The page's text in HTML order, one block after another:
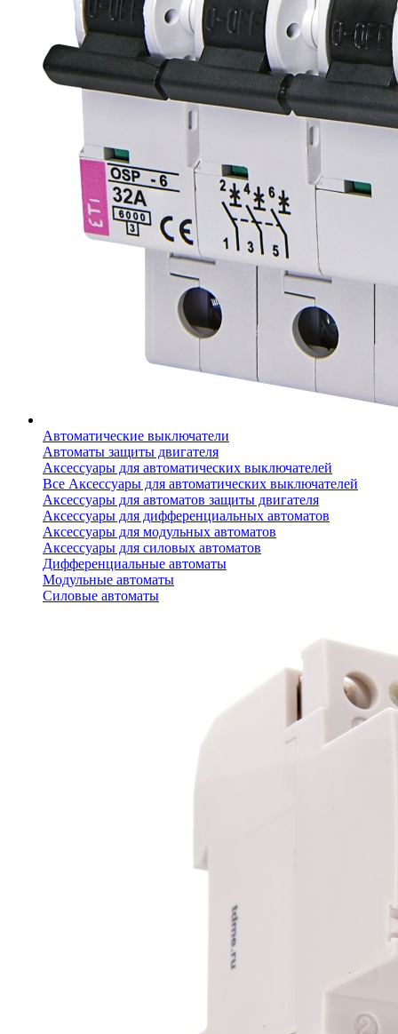
Автоматические выключатели
Автоматы защиты двигателя
Аксессуары для автоматических выключателей
Все Аксессуары для автоматических выключателей
Аксессуары для автоматов защиты двигателя
Аксессуары для дифференциальных автоматов
Аксессуары для модульных автоматов
Аксессуары для силовых автоматов
Дифференциальные автоматы
Модульные автоматы
Силовые автоматы